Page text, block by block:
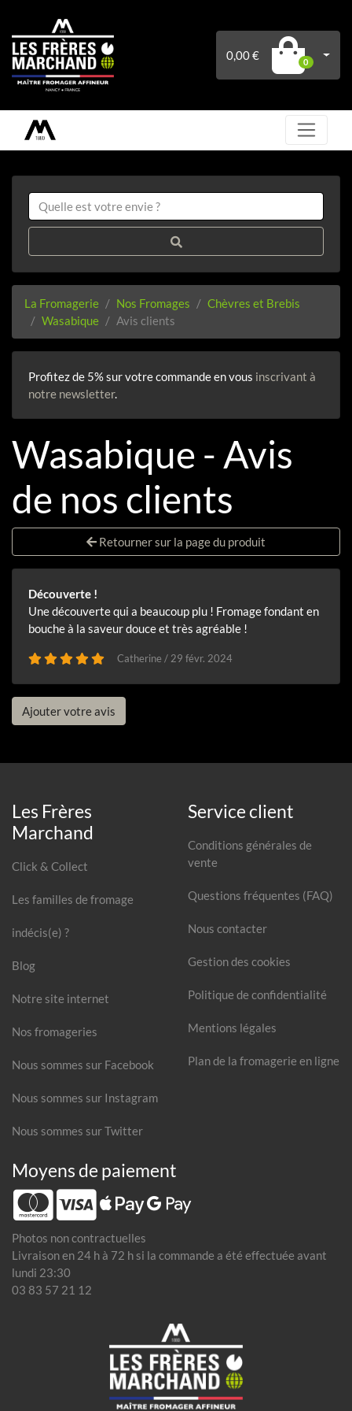
0,00 € 0
La Fromagerie Nos Fromages
Chèvres et Brebis
Wasabique
Avis clients
Profitez de 5% sur votre commande en vous inscrivant à
notre newsletter.
Wasabique - Avis
de nos clients
Retourner sur la page du produit
Découverte !
Une découverte qui a beaucoup plu ! Fromage fondant en
bouche à la saveur douce et très agréable !
Catherine / 29 févr. 2024
Ajouter votre avis
Les Frères
Marchand
Click & Collect
Les familles de fromage
indécis(e) ?
Blog
Notre site internet
Nos fromageries
Nous sommes sur Facebook
Nous sommes sur Instagram
Nous sommes sur Twitter
Service client
Conditions générales de
vente
Questions fréquentes (FAQ)
Nous contacter
Gestion des cookies
Politique de confidentialité
Mentions légales
Plan de la fromagerie en ligne
Moyens de paiement
Photos non contractuelles
Livraison en 24 h à 72 h si la commande a été effectuée avant
lundi 23:30
03 83 57 21 12